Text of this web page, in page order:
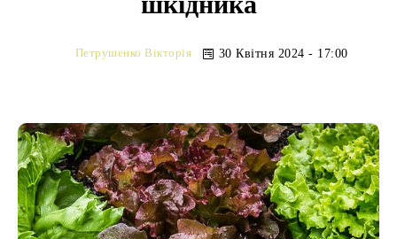
Петрушенко Вікторія 30 Квітня 2024 - 17:00